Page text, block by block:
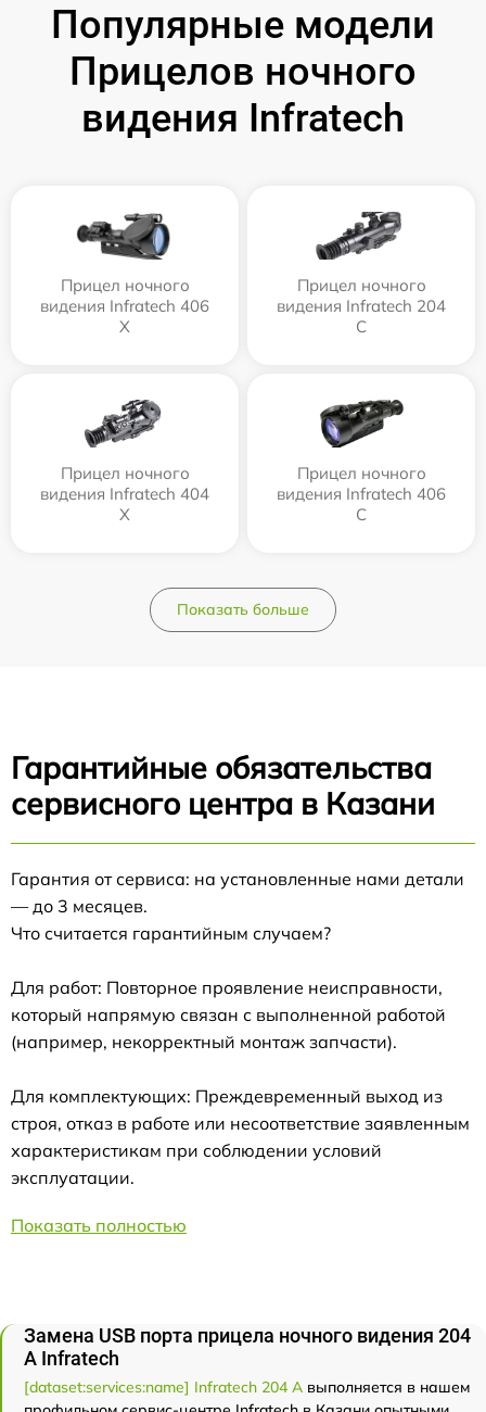
Популярные модели
Прицелов ночного
видения Infratech
Прицел ночного
видения Infratech 406
Х
Прицел ночного
видения Infratech 204
С
Прицел ночного
видения Infratech 404
Х
Прицел ночного
видения Infratech 406
С
Показать больше
Гарантийные обязательства
сервисного центра в Казани
Гарантия от сервиса: на установленные нами детали
— до 3 месяцев.
Что считается гарантийным случаем?
Для работ: Повторное проявление неисправности,
который напрямую связан с выполненной работой
(например, некорректный монтаж запчасти).
Для комплектующих: Преждевременный выход из
строя, отказ в работе или несоответствие заявленным
характеристикам при соблюдении условий
эксплуатации.
Показать полностью
Замена USB порта прицела ночного видения 204
А Infratech
[dataset:services:name] Infratech 204 А выполняется в нашем